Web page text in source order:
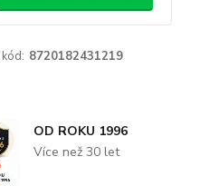
kód: 8720182431219
OD ROKU 1996
Více než 30 let